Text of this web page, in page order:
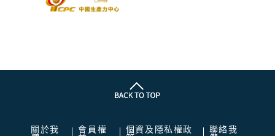
關於我
會員權
個資及隱私權政
聯絡我